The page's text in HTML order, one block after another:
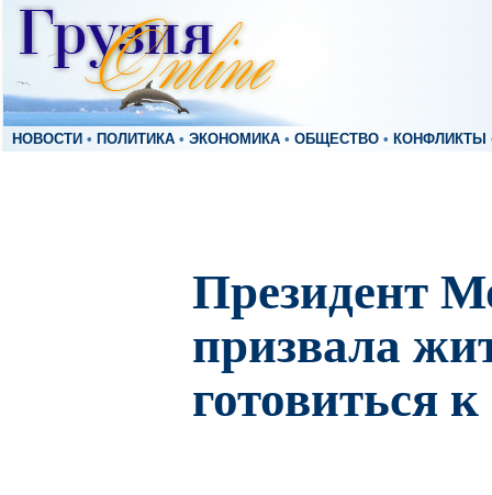
НОВОСТИ • ПОЛИТИКА • ЭКОНОМИКА • ОБЩЕСТВО • КОНФЛИКТЫ
Президент
призвала
готовиться